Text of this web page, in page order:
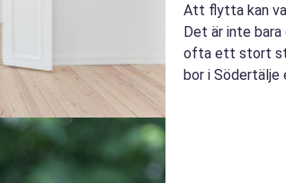
Att flytta kan
Det är inte
ofta ett stort
bor i Södertälje